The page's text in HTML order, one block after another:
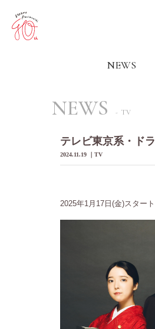
NEWS
NEWS TV
テレビ東京系・ド
2024.11.19 TV
2025年1月17日(金)スター